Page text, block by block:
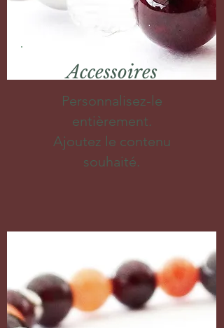
Accessoires
Personnalisez-le
entièrement.
Ajoutez le contenu
souhaité.